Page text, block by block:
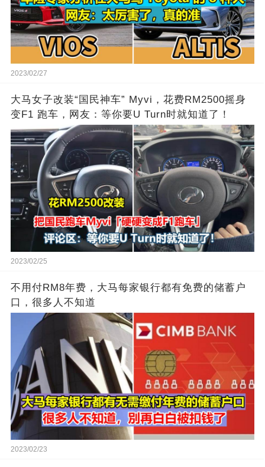
2023/02/27
大马女子改装“国民神车” Myvi，花费RM2500摇身
变F1 跑车，网友：等你要U Turn时就知道了！
2023/02/25
不用付RM8年费，大马每家银行都有免费的储蓄户
口，很多人不知道
2023/02/23